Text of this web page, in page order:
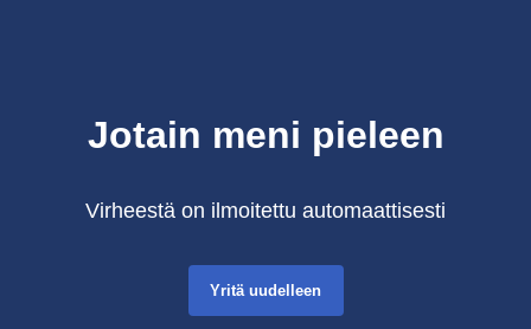
Jotain meni pieleen
Virheestä on ilmoitettu automaattisesti
Yritä uudelleen